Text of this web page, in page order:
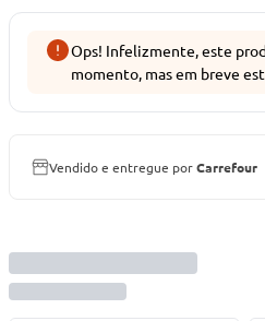
Ops! Infelizmente, este
momento, mas em breve
Vendido e entregue porCarrefour